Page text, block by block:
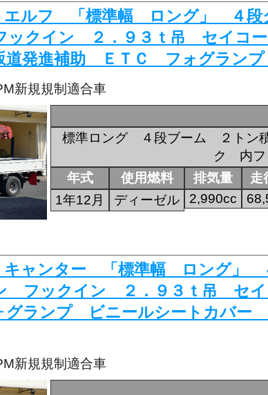
ルフ 「標準幅 ロング」 ４段
クイン ２．９３ｔ吊 セイコ
発進補助 ＥＴＣ フォグランプ
新規規制適合車
標準ロング ４段ブーム ２ト
ク 内フ
年式
1年12月
使用燃料
ディーゼル
排気量
2,990cc
走
ャンター 「標準幅 ロング」
フックイン ２．９３ｔ吊 セ
グランプ ビニールシートカバー
新規規制適合車